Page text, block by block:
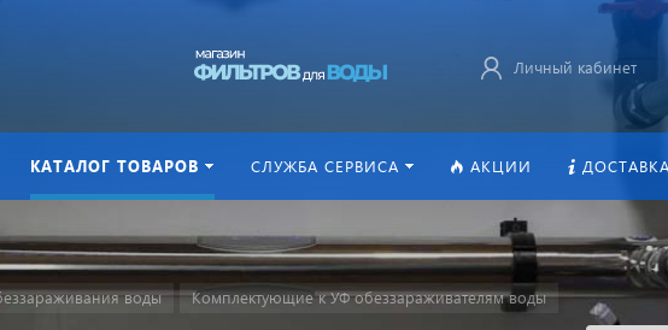
Личный кабинет
КАТАЛОГ ТОВАРОВ СЛУЖБА СЕРВИСА АКЦИИ
воды Комплектующие к УФ обеззараживателям воды